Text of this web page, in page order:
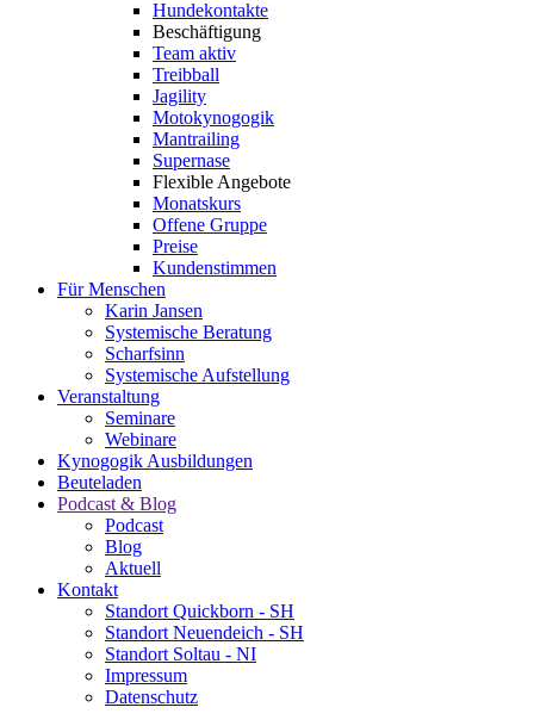
Hundekontakte
Beschäftigung
Team aktiv
Treibball
Jagility
Motokynogogik
Mantrailing
Supernase
Flexible Angebote
Monatskurs
Offene Gruppe
Preise
Kundenstimmen
Für Menschen
Karin Jansen
Systemische Beratung
Scharfsinn
Systemische Aufstellung
Veranstaltung
Seminare
Webinare
Kynogogik Ausbildungen
Beuteladen
Podcast & Blog
Podcast
Blog
Aktuell
Kontakt
Standort Quickborn - SH
Standort Neuendeich - SH
Standort Soltau - NI
Impressum
Datenschutz